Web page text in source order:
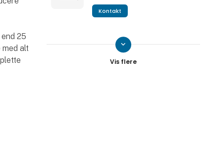
25
alt
keyboard_arrow_down
Kontakt
Anders Hansen
Automation Specialist &